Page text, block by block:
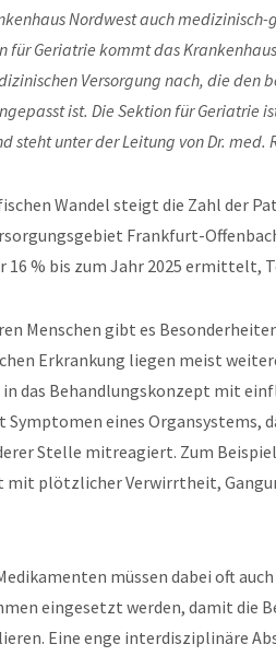
Nordwest auch
für Geriatrie kommt das
Versorgung nach, die den
ist. Die Sektion für Geriatrie
steht unter der Leitung von Dr. med.
Wandel steigt die Zahl der
Frankfurt-
16 % bis zum Jahr 2025 ermittelt,
Menschen gibt es
Erkrankung liegen meist
das Behandlungskonzept mit
Symptomen eines Organsystems,
Stelle mitreagiert. Zum
mit plötzlicher Verwirrtheit,
müssen dabei oft
eingesetzt werden, damit die
Eine enge interdisziplinäre